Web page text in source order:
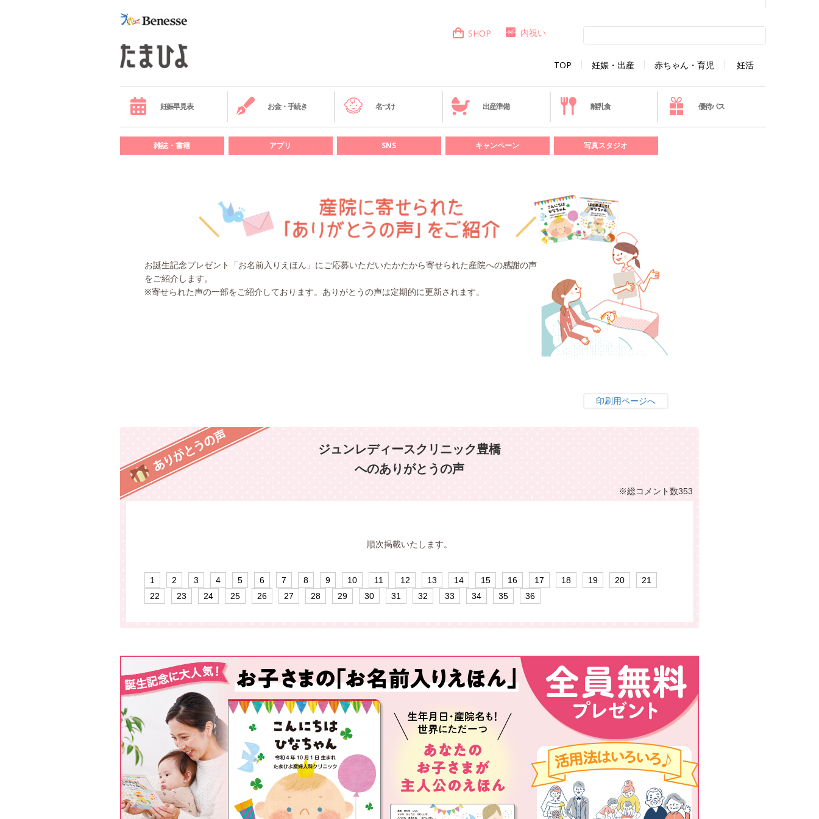
TOP 妊娠・出産 赤ちゃん・育児 妊活
SHOP 内祝い
妊娠早見表 お金・手続き 名づけ 出産準備 離乳食 優待パス
雑誌・書籍 アプリ SNS キャンペーン 写真スタジオ
お誕生記念プレゼント「お名前入りえほん」にご応募いただいたかたから寄せられた産院への感謝の声
をご紹介します。
※寄せられた声の一部をご紹介しております。ありがとうの声は定期的に更新されます。
印刷用ページへ
ジュンレディースクリニック豊橋
へのありがとうの声
※総コメント数353
順次掲載いたします。
1 2 3 4 5 6 7 8 9 10 11 12 13 14 15 16 17 18 19 20
21
22
23 24 25 26 27 28 29 30 31 32 33 34 35 36